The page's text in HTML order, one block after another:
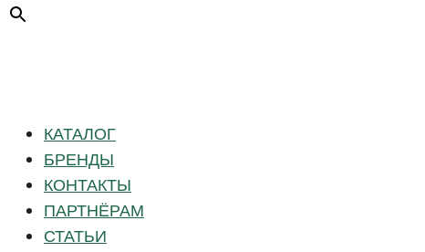
КАТАЛОГ
БРЕНДЫ
КОНТАКТЫ
ПАРТНЁРАМ
СТАТЬИ